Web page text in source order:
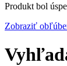
Produkt bol
Zobraziť